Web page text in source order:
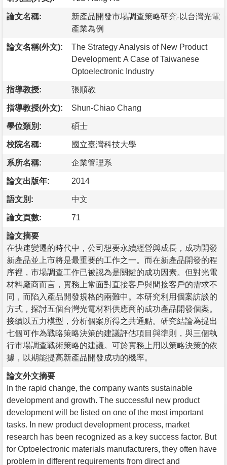
論文名稱:
新產品開發市場調查策略研究-以台灣光電
產業為例
論文名稱(外文):
The Strategy Analysis of New Product
Development: A Case of Taiwanese
Optoelectronic Industry
指導教授: 張順教
指導教授(外文): Shun-Chiao Chang
學位類別: 碩士
校院名稱: 國立臺灣科技大學
系所名稱: 企業管理系
論文出版年: 2014
語文別: 中文
論文頁數: 71
論文摘要
在快速變遷的時代中，公司想要永續經營與成長，成功開發
新產品並上市將是最重要的工作之一。而在新產品開發的程
序裡，市場調查工作已被認為是關鍵的成功因素。但對光電
材料廠商而言，實務上常面對直接客戶與間接客戶的需求不
同，而陷入產品開發規格的兩難中。本研究利用個案訪談的
方式，探討五個台灣光電材料供應商的成功產品開發個案。
接續以五力模型，分析個案所得之共通點。研究結論為提出
七個可作為戰略策略決策的建議評估項目與準則，與三個執
行市場調查戰術策略的建議。可於實務上用以策略決策的依
據，以期能提高新產品開發成功的機率。
論文外文摘要
In the rapid change, the company wants sustainable
development and growth. The successful new product
development will be listed on one of the most important
tasks. In new product development process, market
research has been recognized as a key success factor. But
for Optoelectronic materials manufacturers, they often have
problem in different requirements from direct and